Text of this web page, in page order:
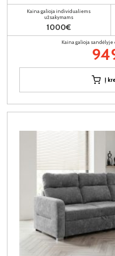
Kaina galioja individualiems
užsakymams
1000€
Kaina galioja
Į